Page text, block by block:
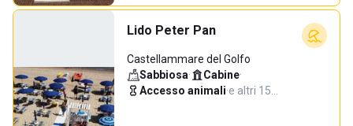
Lido Peter Pan
Castellammare del Golfo
Sabbiosa· Cabine·
Accesso animali·e altri 15…